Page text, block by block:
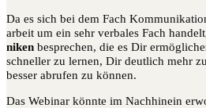
Da es sich bei dem Fach
ar­beit um ein sehr ver­ba­les Fach
ni­ken bespre­chen, die es Dir
schnel­ler zu ler­nen, Dir deut­lich mehr
bes­ser abru­fen zu können.
Das Web­i­nar könn­te im Nach­hin­ein